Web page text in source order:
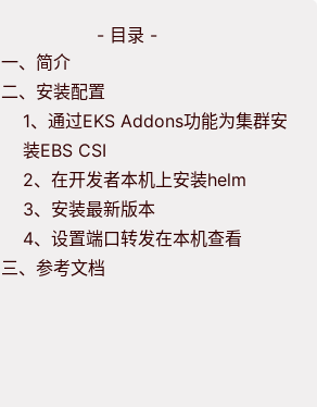
- 目录 -
一、简介
二、安装配置
1、通过EKS Addons功能为集群安
装EBS CSI
2、在开发者本机上安装helm
3、安装最新版本
4、设置端口转发在本机查看
三、参考文档